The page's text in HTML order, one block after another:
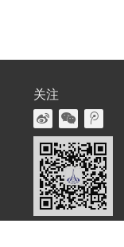
关注